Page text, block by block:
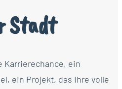
Stadt
Karrierechance, ein
ein Projekt, das Ihre volle